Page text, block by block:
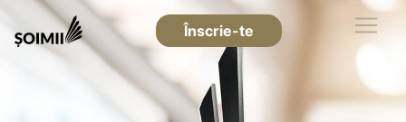
Înscrie-te